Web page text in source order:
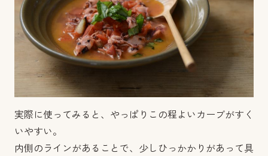
実際に使ってみると、やっぱりこの程よいカーブがすく
いやすい。
内側のラインがあることで、少しひっかかりがあって具